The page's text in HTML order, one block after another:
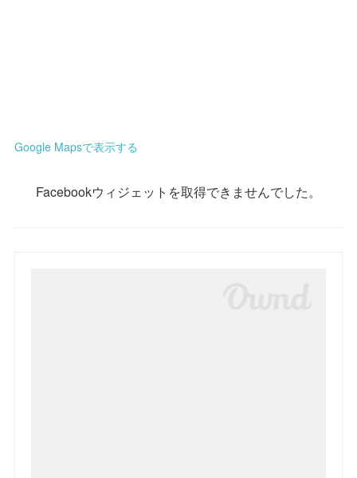
Google Mapsで表示する
Facebookウィジェットを取得できませんでした。